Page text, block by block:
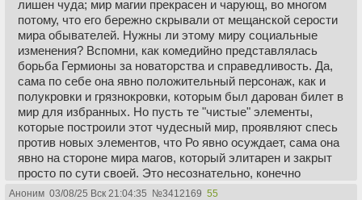
лишен чуда; мир магии прекрасен и чарующ, во многом
потому, что его бережно скрывали от мещанской серости
мира обывателей. Нужны ли этому миру социальные
изменения? Вспомни, как комедийно представлялась
борьба Гермионы за новаторства и справедливость. Да,
сама по себе она явно положительный персонаж, как и
полукровки и грязнокровки, которым был дарован билет в
мир для избранных. Но пусть те "чистые" элементы,
которые построили этот чудесный мир, проявляют спесь
против новых элементов, что Ро явно осуждает, сама она
явно на стороне мира магов, который элитарен и закрыт
просто по сути своей. Это несознательно, конечно
добрые герои говорят иначе, конечно она в интервью
Аноним 03/08/25 Вск 21:04:35 №3412169 55